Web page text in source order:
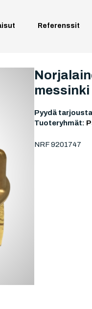
Referenssit
messinki
Pyydä tarjousta
Tuoteryhmät:
NRF 9201747